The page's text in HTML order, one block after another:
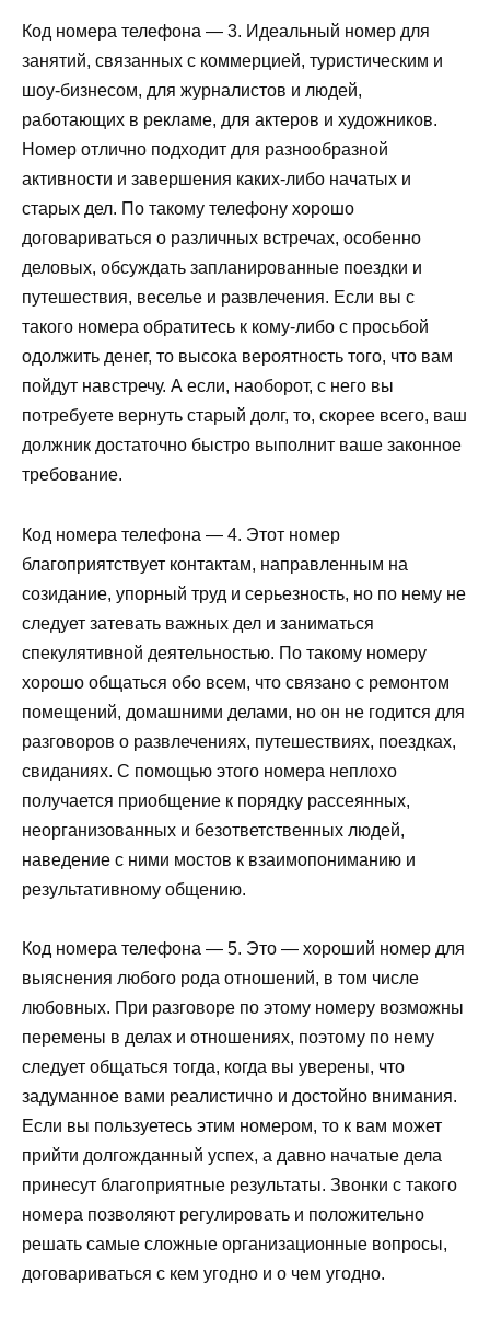
Код номера телефона — 3. Идеальный номер для
занятий, связанных с коммерцией, туристическим и
шоу-бизнесом, для журналистов и людей,
работающих в рекламе, для актеров и художников.
Номер отлично подходит для разнообразной
активности и завершения каких-либо начатых и
старых дел. По такому телефону хорошо
договариваться о различных встречах, особенно
деловых, обсуждать запланированные поездки и
путешествия, веселье и развлечения. Если вы с
такого номера обратитесь к кому-либо с просьбой
одолжить денег, то высока вероятность того, что вам
пойдут навстречу. А если, наоборот, с него вы
потребуете вернуть старый долг, то, скорее всего, ваш
должник достаточно быстро выполнит ваше законное
требование.
Код номера телефона — 4. Этот номер
благоприятствует контактам, направленным на
созидание, упорный труд и серьезность, но по нему не
следует затевать важных дел и заниматься
спекулятивной деятельностью. По такому номеру
хорошо общаться обо всем, что связано с ремонтом
помещений, домашними делами, но он не годится для
разговоров о развлечениях, путешествиях, поездках,
свиданиях. С помощью этого номера неплохо
получается приобщение к порядку рассеянных,
неорганизованных и безответственных людей,
наведение с ними мостов к взаимопониманию и
результативному общению.
Код номера телефона — 5. Это — хороший номер для
выяснения любого рода отношений, в том числе
любовных. При разговоре по этому номеру возможны
перемены в делах и отношениях, поэтому по нему
следует общаться тогда, когда вы уверены, что
задуманное вами реалистично и достойно внимания.
Если вы пользуетесь этим номером, то к вам может
прийти долгожданный успех, а давно начатые дела
принесут благоприятные результаты. Звонки с такого
номера позволяют регулировать и положительно
решать самые сложные организационные вопросы,
договариваться с кем угодно и о чем угодно.